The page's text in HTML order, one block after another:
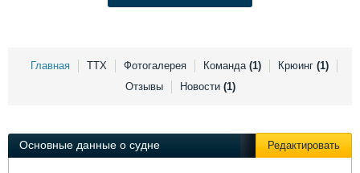
Услуги
Личности
Форум
Главная ТТХ Фотогалерея Команда (1) Крюинг (1)
Отзывы
Новости (1)
Основные данные о судне Редактировать